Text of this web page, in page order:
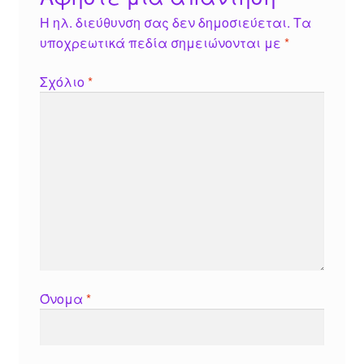
Η ηλ. διεύθυνση σας δεν δημοσιεύεται. Τα
υποχρεωτικά πεδία σημειώνονται με *
Σχόλιο*
Όνομα *